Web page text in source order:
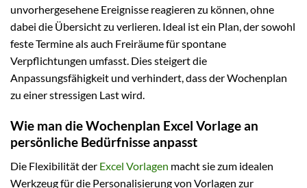
unvorhergesehene Ereignisse reagieren zu können, ohne
dabei die Übersicht zu verlieren. Ideal ist ein Plan, der sowohl
feste Termine als auch Freiräume für spontane
Verpflichtungen umfasst. Dies steigert die
Anpassungsfähigkeit und verhindert, dass der Wochenplan
zu einer stressigen Last wird.
Wie man die Wochenplan Excel Vorlage an
persönliche Bedürfnisse anpasst
Die Flexibilität der Excel Vorlagen macht sie zum idealen
Werkzeug für die Personalisierung von Vorlagen zur